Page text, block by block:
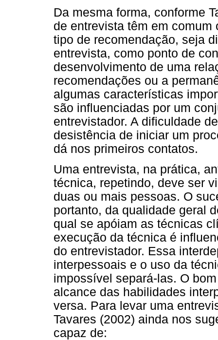
Da mesma forma, conforme
de entrevista têm em
tipo de recomendação, seja
entrevista, como ponto de
desenvolvimento de uma
recomendações ou a
algumas características
são influenciadas por um
entrevistador. A dificuldade
desistência de iniciar um
dá nos primeiros contatos.
Uma entrevista, na prática,
técnica, repetindo, deve ser
duas ou mais pessoas. O
portanto, da qualidade geral
qual se apóiam as técnicas
execução da técnica é
do entrevistador. Essa
interpessoais e o uso da
impossível separá-las. O
alcance das habilidades
versa. Para levar uma
Tavares (2002) ainda nos
capaz de: